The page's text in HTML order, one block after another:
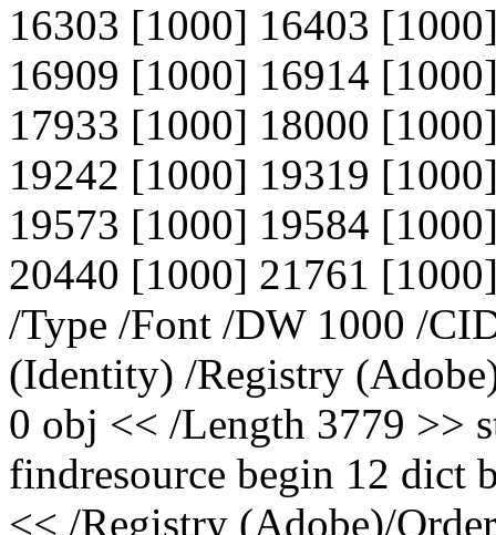
16303 [1000] 16403
16909 [1000] 16914
17933 [1000] 18000
19242 [1000] 19319
19573 [1000] 19584
20440 [1000] 21761
/Type /Font /DW 1000 /
(Identity) /Registry
0 obj << /Length 3779 >>
findresource begin 12 dict
<< /Registry (Adobe)/